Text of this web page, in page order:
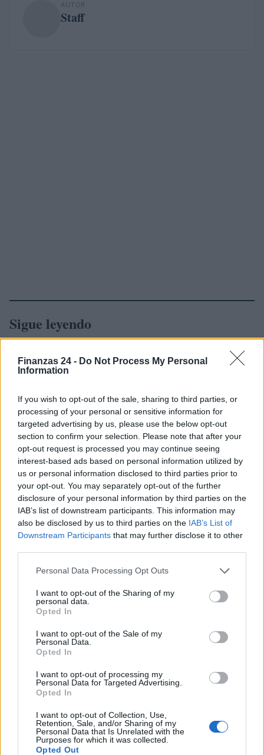
Finanzas 24 - Do Not Process My Personal
Information
If you wish to opt-out of the sale, sharing to third parties, or
processing of your personal or sensitive information for
targeted advertising by us, please use the below opt-out
section to confirm your selection. Please note that after your
opt-out request is processed you may continue seeing
interest-based ads based on personal information utilized by
us or personal information disclosed to third parties prior to
your opt-out. You may separately opt-out of the further
disclosure of your personal information by third parties on the
IAB’s list of downstream participants. This information may
also be disclosed by us to third parties on the IAB’s List of
Downstream Participants that may further disclose it to other
Please note that this website/app uses one or more Google
not limited to your visit or usage behaviour. You may click to
grant or deny consent to Google and its third-party tags to
use your data for below specified purposes in below Google
consent section.
Personal Data Processing Opt Outs
I want to opt-out of the Sharing of my
personal data.
Opted In
I want to opt-out of the Sale of my
Personal Data.
Opted In
I want to opt-out of processing my
Personal Data for Targeted Advertising.
Opted In
I want to opt-out of Collection, Use,
Retention, Sale, and/or Sharing of my
Personal Data that Is Unrelated with the
Purposes for which it was collected.
Opted Out
AUTOR
Staff
Sigue leyendo
El empresario José Elías analiza el mercado inmobiliario y sus
consecuencias en la jubilación
FINANZAS
La Reserva Federal aprueba la adquisición de Webster Bank
por parte de Banco Santander